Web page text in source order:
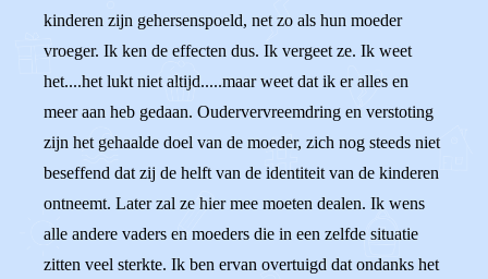
kinderen zijn gehersenspoeld, net zo als hun moeder
vroeger. Ik ken de effecten dus. Ik vergeet ze. Ik weet
het....het lukt niet altijd.....maar weet dat ik er alles en
meer aan heb gedaan. Oudervervreemdring en verstoting
zijn het gehaalde doel van de moeder, zich nog steeds niet
beseffend dat zij de helft van de identiteit van de kinderen
ontneemt. Later zal ze hier mee moeten dealen. Ik wens
alle andere vaders en moeders die in een zelfde situatie
zitten veel sterkte. Ik ben ervan overtuigd dat ondanks het